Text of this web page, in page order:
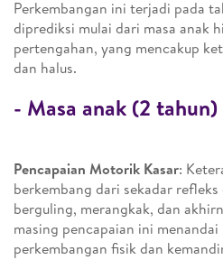
Perkembangan ini terjadi pada
diprediksi mulai dari masa anak
pertengahan, yang mencakup
dan halus.
- Masa anak (2 tahun)
Pencapaian Motorik Kasar:
berkembang dari sekadar
berguling, merangkak, dan
masing pencapaian ini
perkembangan fisik dan